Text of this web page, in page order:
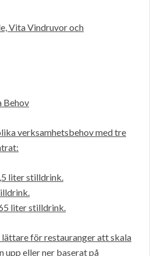
Vita Vindruvor och
Behov
verksamhetsbehov med tre
liter stilldrink.
liter stilldrink.
för restauranger att skala
upp eller ner baserat på